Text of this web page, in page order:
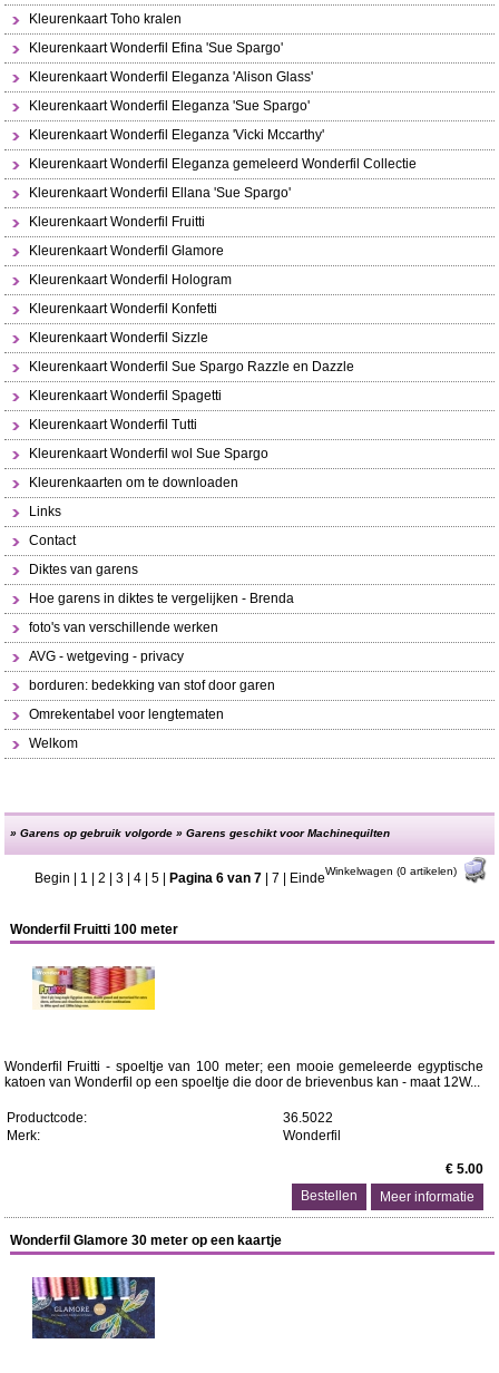
Kleurenkaart Toho kralen
Kleurenkaart Wonderfil Efina 'Sue Spargo'
Kleurenkaart Wonderfil Eleganza 'Alison Glass'
Kleurenkaart Wonderfil Eleganza 'Sue Spargo'
Kleurenkaart Wonderfil Eleganza 'Vicki Mccarthy'
Kleurenkaart Wonderfil Eleganza gemeleerd Wonderfil Collectie
Kleurenkaart Wonderfil Ellana 'Sue Spargo'
Kleurenkaart Wonderfil Fruitti
Kleurenkaart Wonderfil Glamore
Kleurenkaart Wonderfil Hologram
Kleurenkaart Wonderfil Konfetti
Kleurenkaart Wonderfil Sizzle
Kleurenkaart Wonderfil Sue Spargo Razzle en Dazzle
Kleurenkaart Wonderfil Spagetti
Kleurenkaart Wonderfil Tutti
Kleurenkaart Wonderfil wol Sue Spargo
Kleurenkaarten om te downloaden
Links
Contact
Diktes van garens
Hoe garens in diktes te vergelijken - Brenda
foto's van verschillende werken
AVG - wetgeving - privacy
borduren: bedekking van stof door garen
Omrekentabel voor lengtematen
Welkom
»Garens op gebruik volgorde »Garens geschikt voor Machinequilten
Winkelwagen (0 artikelen)
Wonderfil Fruitti 100 meter
Wonderfil Fruitti - spoeltje van 100 meter; een mooie gemeleerde egyptische
katoen van Wonderfil op een spoeltje die door de brievenbus kan - maat 12W...
Productcode:
36.5022
Merk:
Wonderfil
€ 5.00
Meer informatie
Wonderfil Glamore 30 meter op een kaartje
Begin 1 2 3| 4| 5| Pagina 6 van 7 7 Einde